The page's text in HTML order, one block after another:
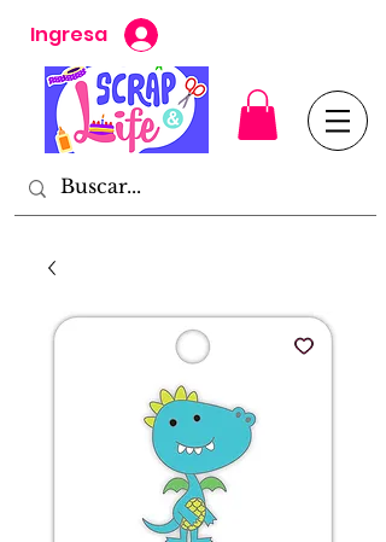
Ingresa